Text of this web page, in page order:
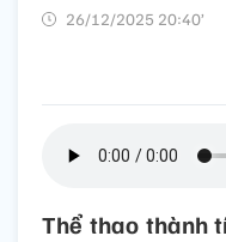
26/12/2025 20:40’
Thể thao thành